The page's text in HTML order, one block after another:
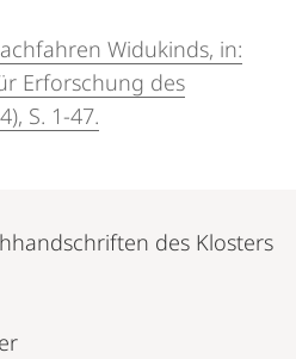
Widukinds, in:
Erforschung des
S. 1-47.
des Klosters